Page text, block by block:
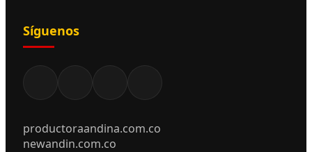
Síguenos
productoraandina.com.co
newandin.com.co